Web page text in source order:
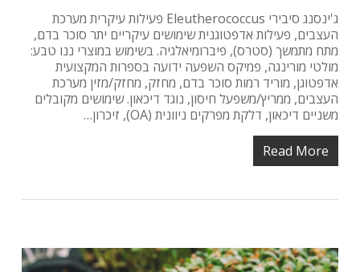
ג'ינסנג סיבירי Eleutherococcus פעילות עיקרית מערכת
העצבים, פעילות אדפטוגנית שימושים עיקריים יתר סוכר בדם,
מתח מתמשך (סטרס), פיברומיאלגיה. בשימוש במוצרי ננו טבע:
מולטי מורינגה, פמיקס השפעה ידועה בספרות המקצועית
אדפטוגן, מוריד רמות סוכר בדם, מחזק, מחזק/מזין מערכת
העצבים, ממריץ/משפעל חיסון, נוגד דיכאון. שימושים מקובלים
משניים דיכאון, דלקת מפרקים ניוונית (OA), זיכרון…
Read More